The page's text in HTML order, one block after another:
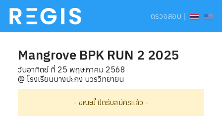
ตรวจสอบ
Mangrove BPK RUN 2 2025
วันอาทิตย์ ที่ 25 พฤษภาคม 2568
@ โรงเรียนบางปะกง บวรวิทยายน
- ขณะนี้ ปิดรับสมัครแล้ว -